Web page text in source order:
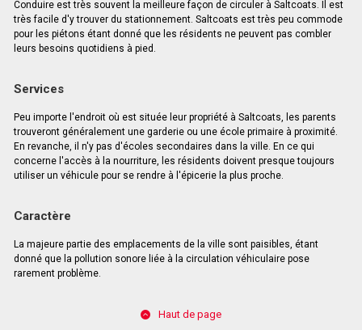
Conduire est très souvent la meilleure façon de circuler à Saltcoats. Il est
très facile d'y trouver du stationnement. Saltcoats est très peu commode
pour les piétons étant donné que les résidents ne peuvent pas combler
leurs besoins quotidiens à pied.
Services
Peu importe l'endroit où est située leur propriété à Saltcoats, les parents
trouveront généralement une garderie ou une école primaire à proximité.
En revanche, il n'y pas d'écoles secondaires dans la ville. En ce qui
concerne l'accès à la nourriture, les résidents doivent presque toujours
utiliser un véhicule pour se rendre à l'épicerie la plus proche.
Caractère
La majeure partie des emplacements de la ville sont paisibles, étant
donné que la pollution sonore liée à la circulation véhiculaire pose
rarement problème.
Haut de page